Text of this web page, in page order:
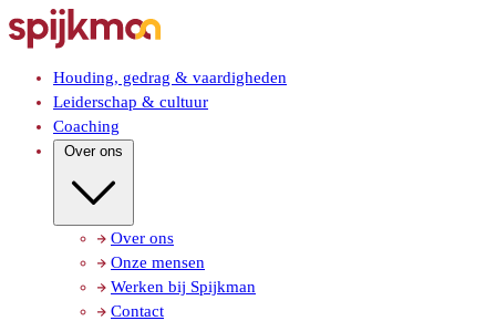
Houding, gedrag & vaardigheden
Leiderschap & cultuur
Coaching
Over ons
Over ons
Onze mensen
Werken bij Spijkman
Contact